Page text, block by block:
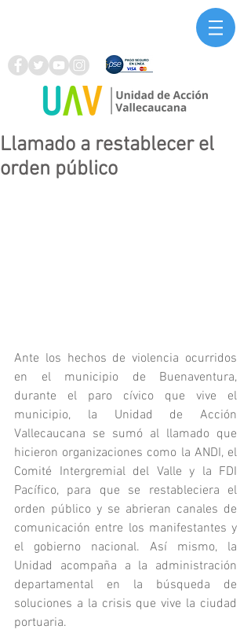
Llamado a restablecer el
orden público
Ante los hechos de violencia ocurridos
en el municipio de Buenaventura,
durante el paro cívico que vive el
municipio, la Unidad de Acción
Vallecaucana se sumó al llamado que
hicieron organizaciones como la ANDI, el
Comité Intergremial del Valle y la FDI
Pacífico, para que se restableciera el
orden público y se abrieran canales de
comunicación entre los manifestantes y
el gobierno nacional. Así mismo, la
Unidad acompaña a la administración
departamental en la búsqueda de
soluciones a la crisis que vive la ciudad
portuaria.